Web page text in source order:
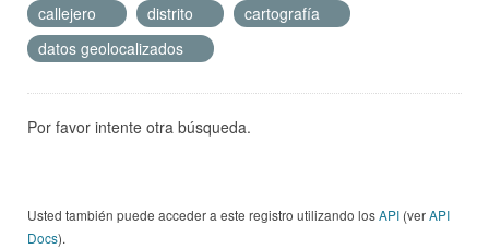
callejero
distrito
cartografía
datos geolocalizados
Por favor intente otra búsqueda.
Usted también puede acceder a este registro utilizando losAPI (verAPI
Docs).